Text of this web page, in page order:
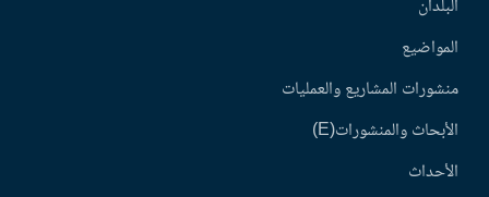
البلدان
المواضيع
منشورات المشاريع والعمليات
الأبحاث والمنشورات(E)
الأحداث